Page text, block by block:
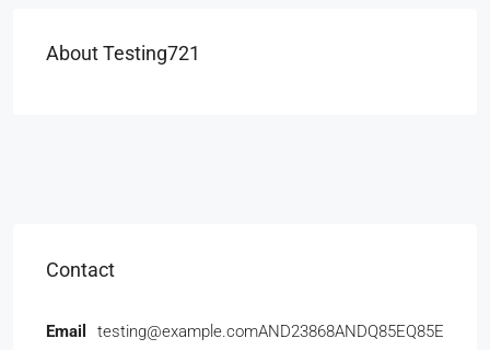
About Testing721
Contact
Email testing@example.comAND23868ANDQ85EQ85E